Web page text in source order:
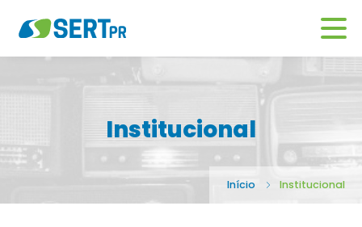
Institucional
Início Institucional